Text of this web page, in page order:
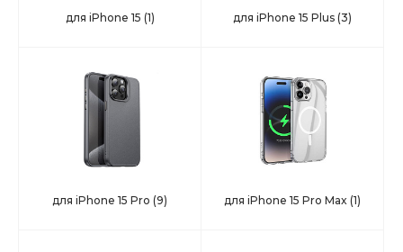
для iPhone 15 (1) для iPhone 15 Plus (3)
для iPhone 15 Pro (9) для iPhone 15 Pro Max (1)